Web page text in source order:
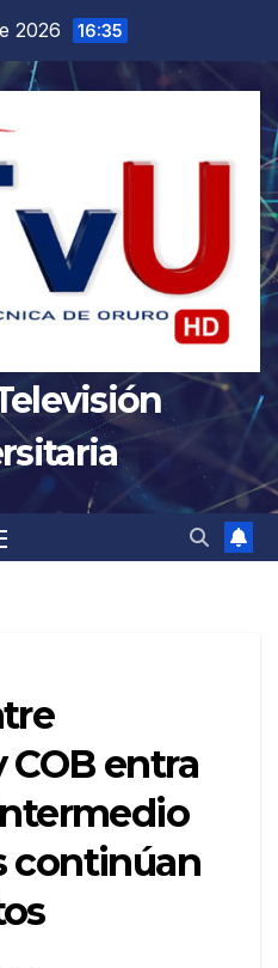
2026 16:35
COB entra
continúan